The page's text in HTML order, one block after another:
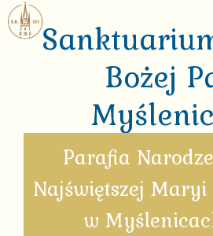
Skip to main content
Bożej
Parafia
Najświętszej
w